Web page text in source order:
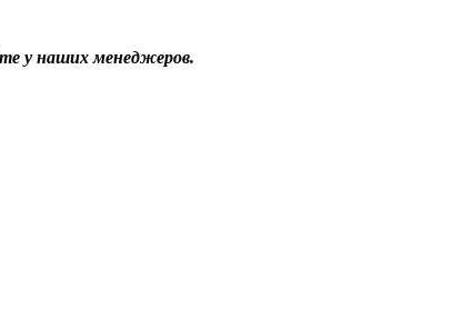
у наших менеджеров.